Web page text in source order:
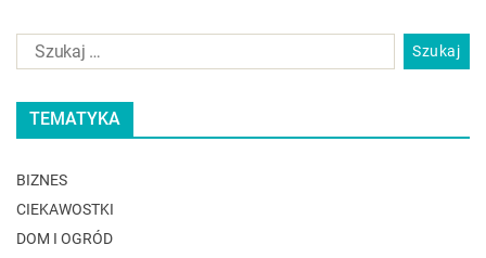
TEMATYKA
BIZNES
CIEKAWOSTKI
DOM I OGRÓD